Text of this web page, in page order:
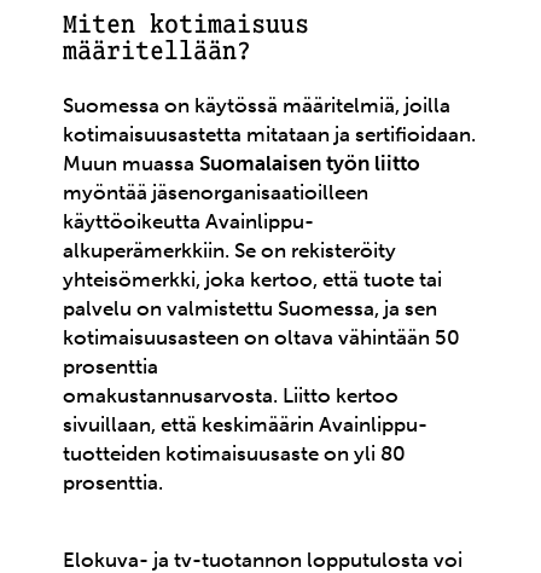
Miten kotimaisuus
määritellään?
Suomessa on käytössä määritelmiä, joilla
kotimaisuusastetta mitataan ja sertifioidaan.
Muun muassaSuomalaisen työn liitto
myöntää jäsenorganisaatioilleen
käyttöoikeutta Avainlippu-
alkuperämerkkiin. Se on rekisteröity
yhteisömerkki, joka kertoo, että tuote tai
palvelu on valmistettu Suomessa, ja sen
kotimaisuusasteen on oltava vähintään 50
prosenttia
omakustannusarvosta. Liitto kertoo
sivuillaan, että keskimäärin Avainlippu-
tuotteiden kotimaisuusaste on yli 80
prosenttia.
Elokuva- ja tv-tuotannon lopputulosta voi